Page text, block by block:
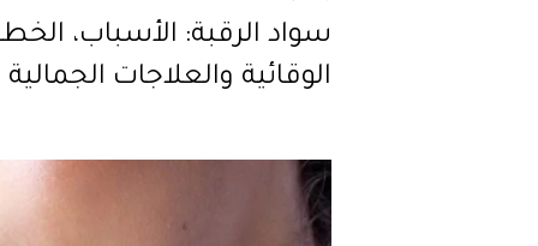
سواد الرقبة: الأسباب،
الوقائية والعلاجات الجمالية